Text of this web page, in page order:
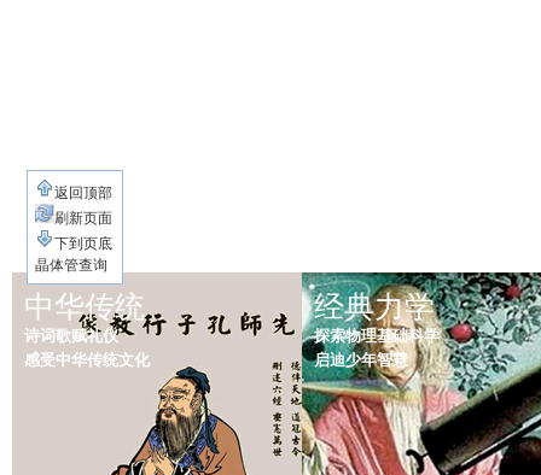
中华传统
诗词歌赋礼仪
感受中华传统文化
经典力学
探索物理基础科学
启迪少年智慧
返回顶部
刷新页面
下到页底
晶体管查询